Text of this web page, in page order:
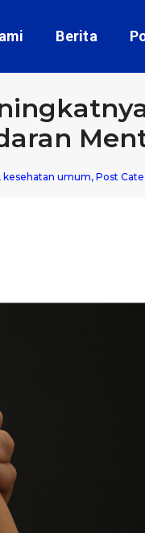
Berita
, kesehatan umum, Post